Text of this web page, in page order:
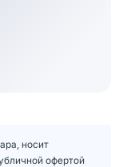
носит
офертой